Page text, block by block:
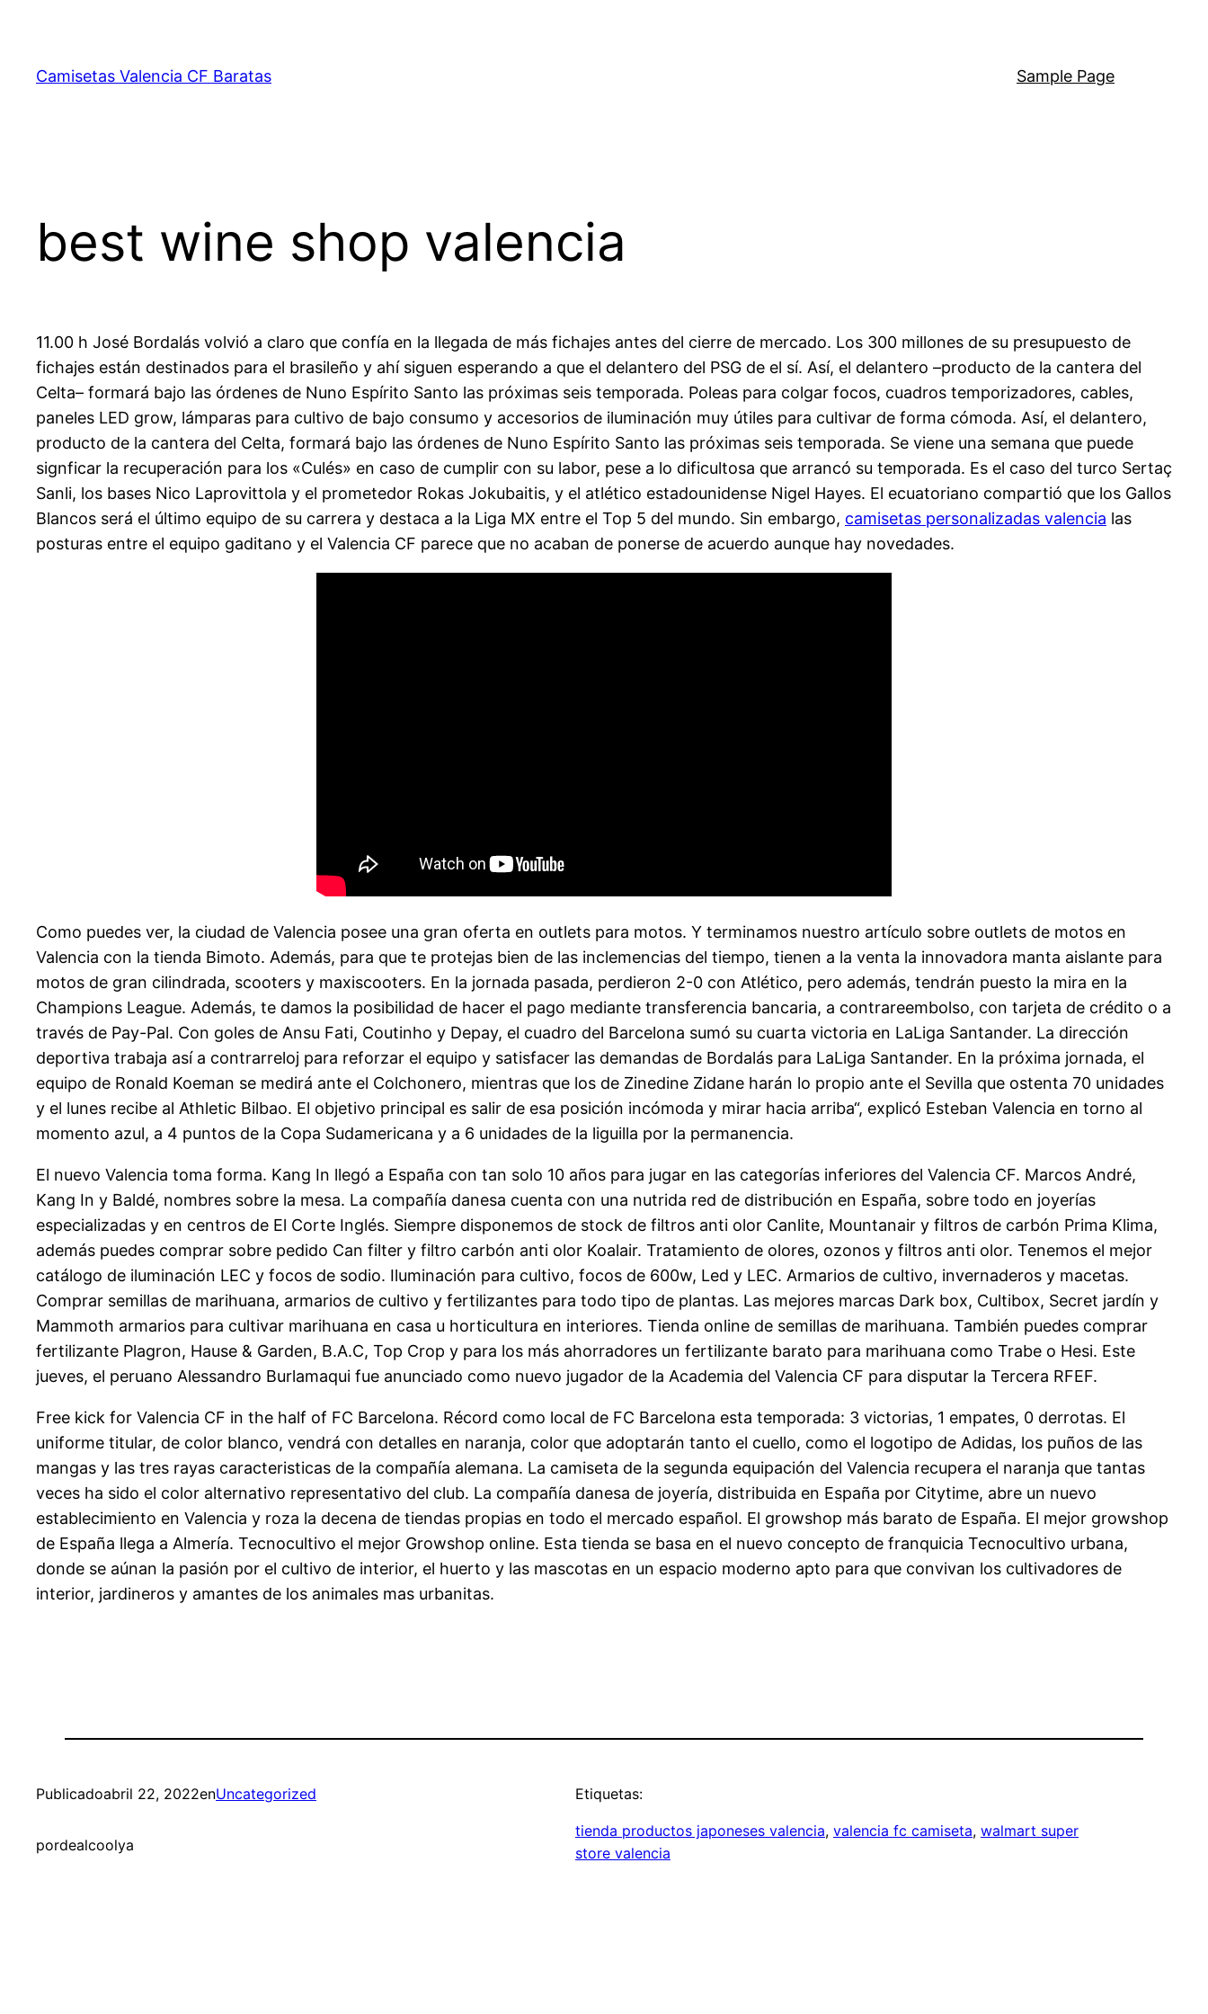
contenido
Camisetas Valencia CF Baratas Sample Page
best wine shop valencia
11.00 h José Bordalás volvió a claro que confía en la llegada de más fichajes antes del cierre de mercado. Los 300 millones de su presupuesto de
fichajes están destinados para el brasileño y ahí siguen esperando a que el delantero del PSG de el sí. Así, el delantero –producto de la cantera del
Celta– formará bajo las órdenes de Nuno Espírito Santo las próximas seis temporada. Poleas para colgar focos, cuadros temporizadores, cables,
paneles LED grow, lámparas para cultivo de bajo consumo y accesorios de iluminación muy útiles para cultivar de forma cómoda. Así, el delantero,
producto de la cantera del Celta, formará bajo las órdenes de Nuno Espírito Santo las próximas seis temporada. Se viene una semana que puede
signficar la recuperación para los «Culés» en caso de cumplir con su labor, pese a lo dificultosa que arrancó su temporada. Es el caso del turco Sertaç
Sanli, los bases Nico Laprovittola y el prometedor Rokas Jokubaitis, y el atlético estadounidense Nigel Hayes. El ecuatoriano compartió que los Gallos
Blancos será el último equipo de su carrera y destaca a la Liga MX entre el Top 5 del mundo. Sin embargo, camisetas personalizadas valencia las
posturas entre el equipo gaditano y el Valencia CF parece que no acaban de ponerse de acuerdo aunque hay novedades.
Como puedes ver, la ciudad de Valencia posee una gran oferta en outlets para motos. Y terminamos nuestro artículo sobre outlets de motos en
Valencia con la tienda Bimoto. Además, para que te protejas bien de las inclemencias del tiempo, tienen a la venta la innovadora manta aislante para
motos de gran cilindrada, scooters y maxiscooters. En la jornada pasada, perdieron 2-0 con Atlético, pero además, tendrán puesto la mira en la
Champions League. Además, te damos la posibilidad de hacer el pago mediante transferencia bancaria, a contrareembolso, con tarjeta de crédito o a
través de Pay-Pal. Con goles de Ansu Fati, Coutinho y Depay, el cuadro del Barcelona sumó su cuarta victoria en LaLiga Santander. La dirección
deportiva trabaja así a contrarreloj para reforzar el equipo y satisfacer las demandas de Bordalás para LaLiga Santander. En la próxima jornada, el
equipo de Ronald Koeman se medirá ante el Colchonero, mientras que los de Zinedine Zidane harán lo propio ante el Sevilla que ostenta 70 unidades
y el lunes recibe al Athletic Bilbao. El objetivo principal es salir de esa posición incómoda y mirar hacia arriba“, explicó Esteban Valencia en torno al
momento azul, a 4 puntos de la Copa Sudamericana y a 6 unidades de la liguilla por la permanencia.
El nuevo Valencia toma forma. Kang In llegó a España con tan solo 10 años para jugar en las categorías inferiores del Valencia CF. Marcos André,
Kang In y Baldé, nombres sobre la mesa. La compañía danesa cuenta con una nutrida red de distribución en España, sobre todo en joyerías
especializadas y en centros de El Corte Inglés. Siempre disponemos de stock de filtros anti olor Canlite, Mountanair y filtros de carbón Prima Klima,
además puedes comprar sobre pedido Can filter y filtro carbón anti olor Koalair. Tratamiento de olores, ozonos y filtros anti olor. Tenemos el mejor
catálogo de iluminación LEC y focos de sodio. Iluminación para cultivo, focos de 600w, Led y LEC. Armarios de cultivo, invernaderos y macetas.
Comprar semillas de marihuana, armarios de cultivo y fertilizantes para todo tipo de plantas. Las mejores marcas Dark box, Cultibox, Secret jardín y
Mammoth armarios para cultivar marihuana en casa u horticultura en interiores. Tienda online de semillas de marihuana. También puedes comprar
fertilizante Plagron, Hause & Garden, B.A.C, Top Crop y para los más ahorradores un fertilizante barato para marihuana como Trabe o Hesi. Este
jueves, el peruano Alessandro Burlamaqui fue anunciado como nuevo jugador de la Academia del Valencia CF para disputar la Tercera RFEF.
Free kick for Valencia CF in the half of FC Barcelona. Récord como local de FC Barcelona esta temporada: 3 victorias, 1 empates, 0 derrotas. El
uniforme titular, de color blanco, vendrá con detalles en naranja, color que adoptarán tanto el cuello, como el logotipo de Adidas, los puños de las
mangas y las tres rayas caracteristicas de la compañía alemana. La camiseta de la segunda equipación del Valencia recupera el naranja que tantas
veces ha sido el color alternativo representativo del club. La compañía danesa de joyería, distribuida en España por Citytime, abre un nuevo
establecimiento en Valencia y roza la decena de tiendas propias en todo el mercado español. El growshop más barato de España. El mejor growshop
de España llega a Almería. Tecnocultivo el mejor Growshop online. Esta tienda se basa en el nuevo concepto de franquicia Tecnocultivo urbana,
donde se aúnan la pasión por el cultivo de interior, el huerto y las mascotas en un espacio moderno apto para que convivan los cultivadores de
interior, jardineros y amantes de los animales mas urbanitas.
Publicadoabril 22, 2022enUncategorized
pordealcoolya
Etiquetas:
tienda productos japoneses valencia, valencia fc camiseta, walmart super
store valencia